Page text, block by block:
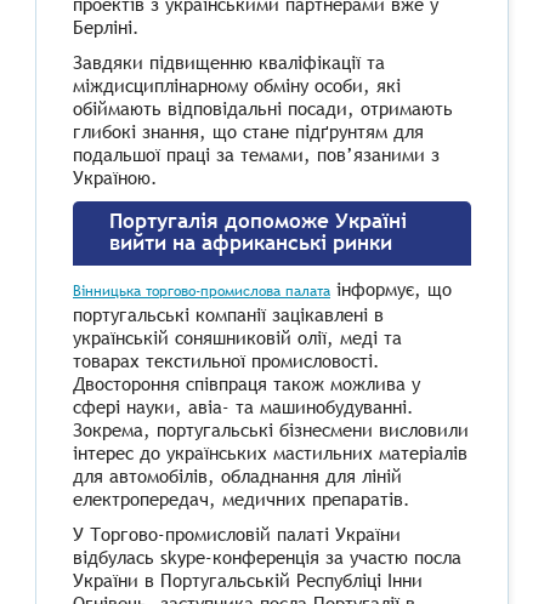
Берліні.
Завдяки підвищенню кваліфікації та
міждисциплінарному обміну особи, які
обіймають відповідальні посади, отримають
глибокі знання, що стане підґрунтям для
подальшої праці за темами, пов’язаними з
Україною.
Португалія допоможе Україні
вийти на африканські ринки
Вінницька торгово-промислова палата інформує, що
португальські компанії зацікавлені в
українській соняшниковій олії, меді та
товарах текстильної промисловості.
Двостороння співпраця також можлива у
сфері науки, авіа- та машинобудуванні.
Зокрема, португальські бізнесмени висловили
інтерес до українських мастильних матеріалів
для автомобілів, обладнання для ліній
електропередач, медичних препаратів.
У Торгово-промисловій палаті України
відбулась skype-конференція за участю посла
України в Португальській Республіці Інни